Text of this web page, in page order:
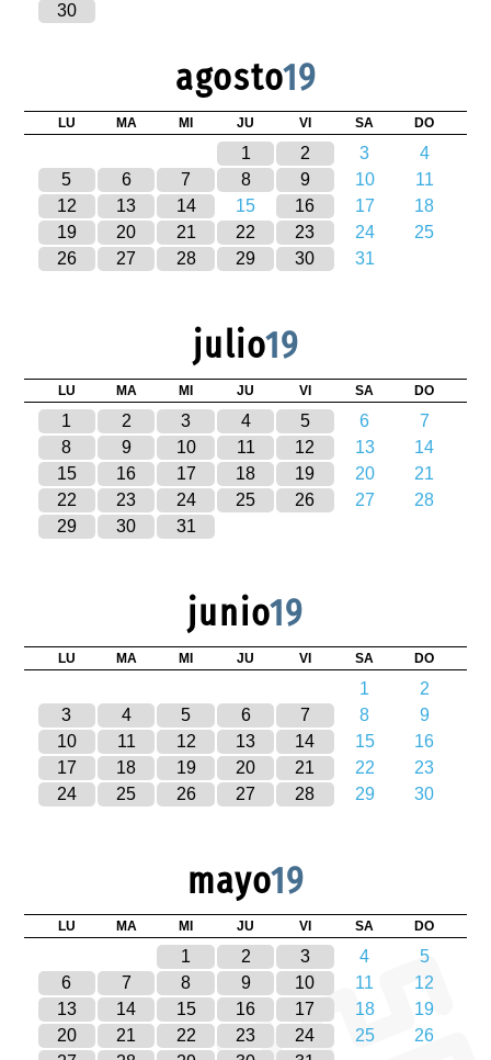
30
agosto19
LU MA MI JU VI SA DO
1 2 3
4
5
6 7 8 9 10
11
12
13 14 15 16 17
18
19
20 21 22 23 24
25
26
27 28 29 30 31
julio19
LU MA MI JU VI SA DO
1 2 3 4 5 6
7
8
9 10 11 12 13
14
15
16 17 18 19 20
21
22
23 24 25 26 27
28
29
30 31
junio19
LU MA MI JU VI SA DO
1
2
3
4 5 6 7 8
9
10
11 12 13 14 15
16
17
18 19 20 21 22
23
24
25 26 27 28 29 30
mayo19
LU MA MI JU VI SA DO
1 2 3 4
5
6
7 8 9 10 11
12
13
14 15 16 17 18
19
20
21 22 23 24 25
26